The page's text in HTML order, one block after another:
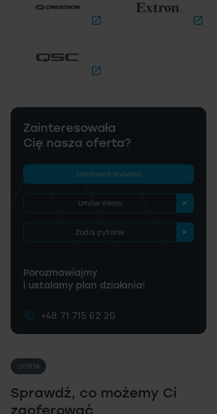
Zainteresowała
Cię nasza oferta?
Darmowa wycena
Umów demo
Zadaj pytanie
Porozmawiajmy
i ustalamy plan działania!
+48 71 715 62 20
OFERTA
Sprawdź, co możemy Ci
zaoferować